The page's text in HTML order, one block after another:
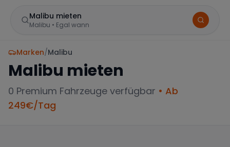
Malibu mieten
Malibu • Egal wann
Marken/Malibu
Malibu mieten
0 Premium Fahrzeuge verfügbar • Ab
249€/Tag